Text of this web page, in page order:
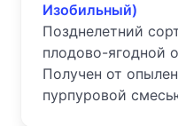
Изобильный)
Позднелетний
плодово-ягодной
Получен от
пурпуровой